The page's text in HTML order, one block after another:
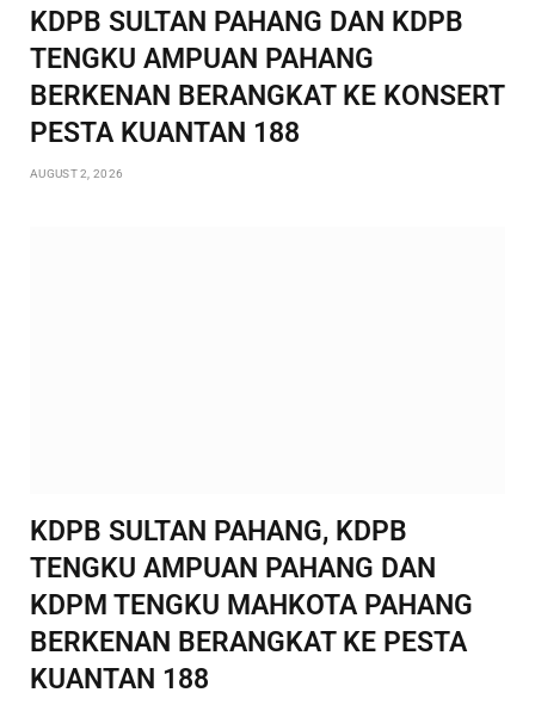
KDPB SULTAN PAHANG DAN KDPB
TENGKU AMPUAN PAHANG
BERKENAN BERANGKAT KE KONSERT
PESTA KUANTAN 188
AUGUST 2, 2026
KDPB SULTAN PAHANG, KDPB
TENGKU AMPUAN PAHANG DAN
KDPM TENGKU MAHKOTA PAHANG
BERKENAN BERANGKAT KE PESTA
KUANTAN 188